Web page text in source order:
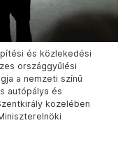
és közlekedési
országgyűlési
a nemzeti színű
autópálya és
közelében